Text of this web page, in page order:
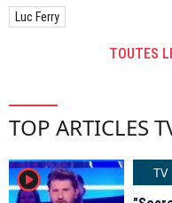
Luc Ferry
TOUTES
TOP ARTICLES
player2
TV